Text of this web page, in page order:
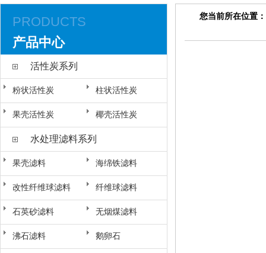
PRODUCTS
产品中心
活性炭系列
粉状活性炭 柱状活性炭
果壳活性炭 椰壳活性炭
水处理滤料系列
果壳滤料 海绵铁滤料
改性纤维球滤料 纤维球滤料
石英砂滤料 无烟煤滤料
沸石滤料 鹅卵石
您当前所在位置：